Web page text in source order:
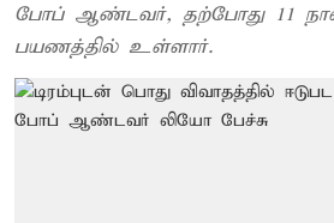
போப் ஆண்டவர், தற்போது 11 நாள்
பயணத்தில் உள்ளார்.